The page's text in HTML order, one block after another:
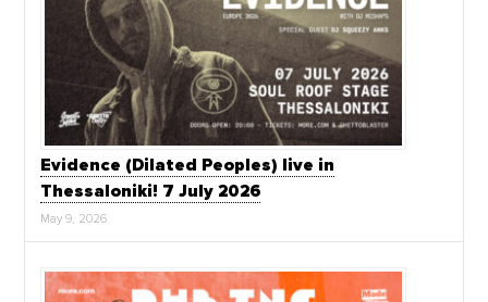
Evidence (Dilated Peoples) live in
Thessaloniki! 7 July 2026
May 9, 2026